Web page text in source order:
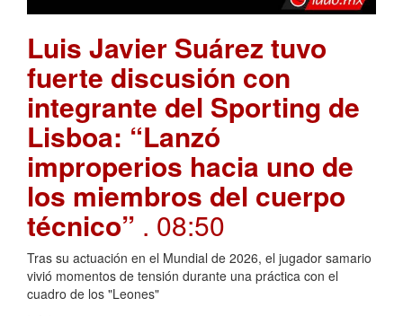
Luis Javier Suárez tuvo
fuerte discusión con
integrante del Sporting de
Lisboa: “Lanzó
improperios hacia uno de
los miembros del cuerpo
técnico” . 08:50
Tras su actuación en el Mundial de 2026, el jugador samario
vivió momentos de tensión durante una práctica con el
cuadro de los "Leones"